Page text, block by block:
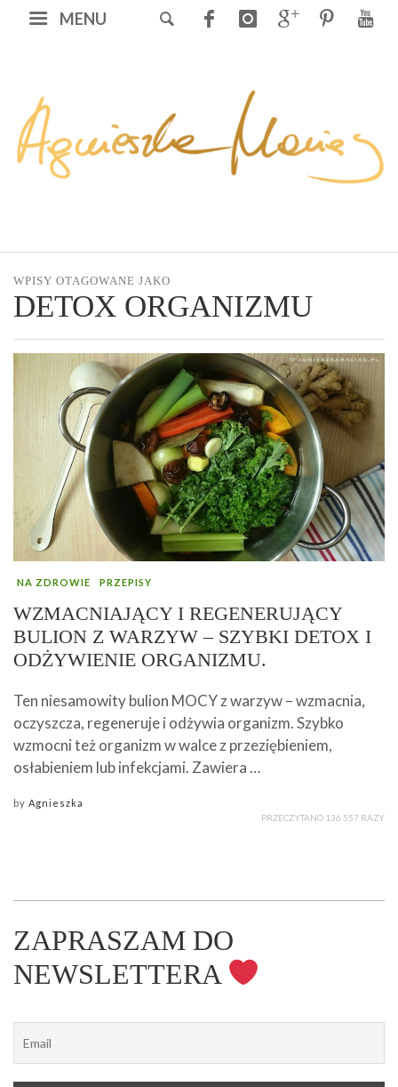
MENU
WPISY OTAGOWANE JAKO
DETOX ORGANIZMU
NA ZDROWIE PRZEPISY
WZMACNIAJĄCY I REGENERUJĄCY
BULION Z WARZYW – SZYBKI DETOX I
ODŻYWIENIE ORGANIZMU.
Ten niesamowity bulion MOCY z warzyw – wzmacnia,
oczyszcza, regeneruje i odżywia organizm. Szybko
wzmocni też organizm w walce z przeziębieniem,
osłabieniem lub infekcjami. Zawiera …
by Agnieszka
PRZECZYTANO 136 557 RAZY
ZAPRASZAM DO
NEWSLETTERA